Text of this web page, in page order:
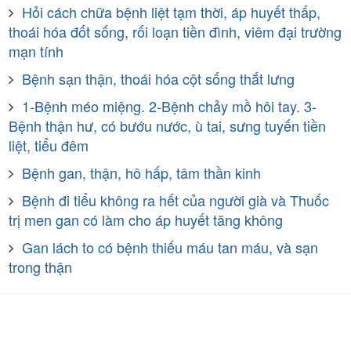
Hỏi cách chữa bệnh liệt tạm thời, áp huyết thấp,
thoái hóa đốt sống, rối loạn tiền đình, viêm đại trường
mạn tính
Bệnh sạn thận, thoái hóa cột sống thắt lưng
1-Bệnh méo miệng. 2-Bệnh chảy mồ hôi tay. 3-
Bệnh thận hư, có bướu nước, ù tai, sưng tuyến tiền
liệt, tiểu đêm
Bệnh gan, thận, hô hấp, tâm thần kinh
Bệnh đi tiểu không ra hết của người già và Thuốc
trị men gan có làm cho áp huyết tăng không
Gan lách to có bệnh thiếu máu tan máu, và sạn
trong thận